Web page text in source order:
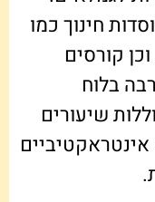
חינוך כמו
קורסים
בלוח
שיעורים